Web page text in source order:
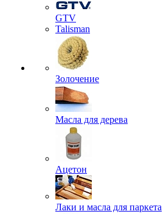
GTV
Talisman
Золочение
Масла для дерева
Ацетон
Лаки и масла для паркета